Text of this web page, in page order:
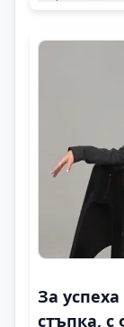
За
стъпка, с